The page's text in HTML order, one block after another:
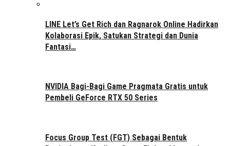
LINE Let’s Get Rich dan Ragnarok Online Hadirkan
Kolaborasi Epik, Satukan Strategi dan Dunia
Fantasi…
NVIDIA Bagi-Bagi Game Pragmata Gratis untuk
Pembeli GeForce RTX 50 Series
Focus Group Test (FGT) Sebagai Bentuk